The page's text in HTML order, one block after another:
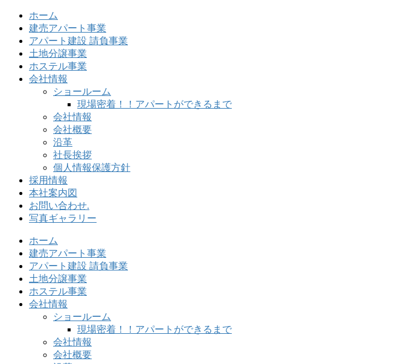
ホーム
建売アパート事業
アパート建設 請負事業
土地分譲事業
ホステル事業
会社情報
ショールーム
現場密着！！アパートができるまで
会社情報
会社概要
沿革
社長挨拶
個人情報保護方針
採用情報
本社案内図
お問い合わせ.
写真ギャラリー
ホーム
建売アパート事業
アパート建設 請負事業
土地分譲事業
ホステル事業
会社情報
ショールーム
現場密着！！アパートができるまで
会社情報
会社概要